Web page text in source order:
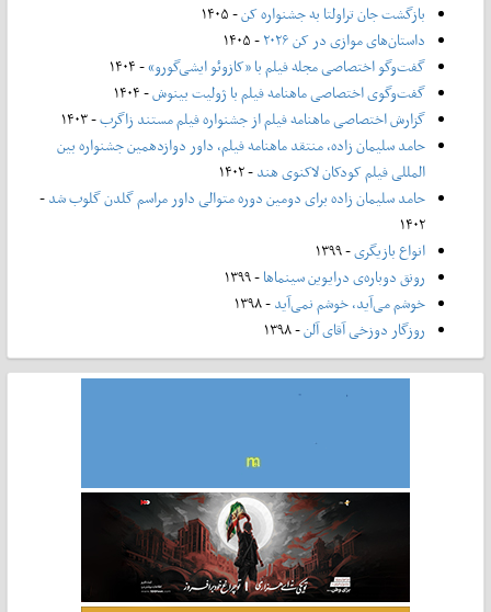
بازگشت جان تراولتا به جشنواره کن- ۱۴۰۵
داستان‌های موازی در کن ۲۰۲۶
- ۱۴۰۵
گفت‌وگو اختصاصی مجله فیلم با «کازوئو ایشی‌گورو»- ۱۴۰۴
گفت‌وگوی اختصاصی ماهنامه فیلم با ژولیت بینوش- ۱۴۰۴
گزارش اختصاصی ماهنامه فیلم از جشنواره فیلم مستند زاگرب- ۱۴۰۳
حامد سلیمان زاده، منتقد ماهنامه فیلم، داور دوازدهمین جشنواره بین
المللی فیلم کودکان لاکنوی هند- ۱۴۰۲
حامد سلیمان زاده برای دومین دوره متوالی داور مراسم گلدن گلوب شد-
۱۴۰۲
انواع بازیگری- ۱۳۹۹
رونق دوباره‌ی درایوین سینماها- ۱۳۹۹
خوشم می‌آید، خوشم نمی‌آید- ۱۳۹۸
روزگار دوزخی آقای آلن- ۱۳۹۸